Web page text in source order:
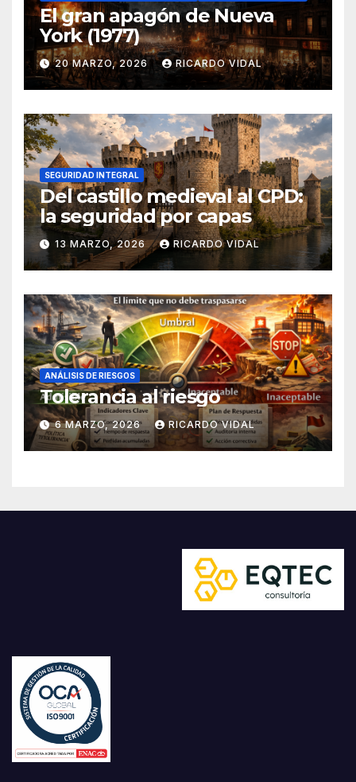
El gran apagón de Nueva
York (1977)
20 MARZO, 2026 RICARDO VIDAL
SEGURIDAD INTEGRAL
Del castillo medieval al CPD:
la seguridad por capas
13 MARZO, 2026 RICARDO VIDAL
ANÁLISIS DE RIESGOS
Tolerancia al riesgo
6 MARZO, 2026 RICARDO VIDAL